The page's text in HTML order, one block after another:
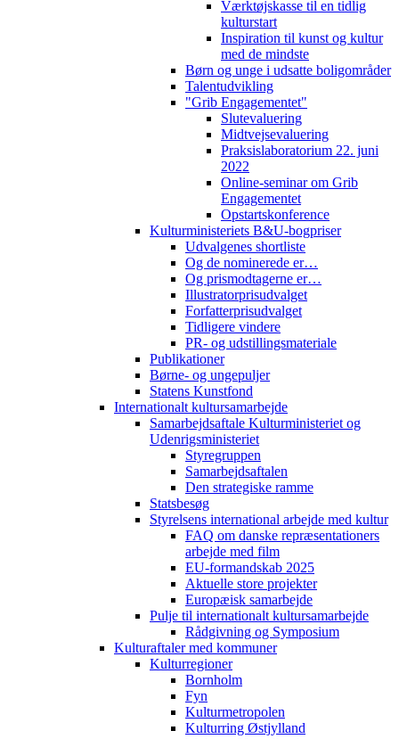
Værktøjskasse til en tidlig
kulturstart
Inspiration til kunst og kultur
med de mindste
Børn og unge i udsatte boligområder
Talentudvikling
"Grib Engagementet"
Slutevaluering
Midtvejsevaluering
Praksislaboratorium 22. juni
2022
Online-seminar om Grib
Engagementet
Opstartskonference
Kulturministeriets B&U-bogpriser
Udvalgenes shortliste
Og de nominerede er…
Og prismodtagerne er…
Illustratorprisudvalget
Forfatterprisudvalget
Tidligere vindere
PR- og udstillingsmateriale
Publikationer
Børne- og ungepuljer
Statens Kunstfond
Internationalt kultursamarbejde
Samarbejdsaftale Kulturministeriet og
Udenrigsministeriet
Styregruppen
Samarbejdsaftalen
Den strategiske ramme
Statsbesøg
Styrelsens international arbejde med kultur
FAQ om danske repræsentationers
arbejde med film
EU-formandskab 2025
Aktuelle store projekter
Europæisk samarbejde
Pulje til internationalt kultursamarbejde
Rådgivning og Symposium
Kulturaftaler med kommuner
Kulturregioner
Bornholm
Fyn
Kulturmetropolen
Kulturring Østjylland